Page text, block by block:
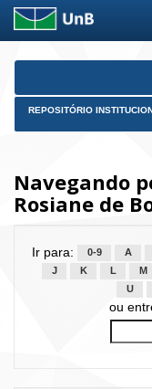
Skip
REPOSITÓRIO
Navegando
Rosiane de
Ir para: 0-9 A
J
K L M
U
ou